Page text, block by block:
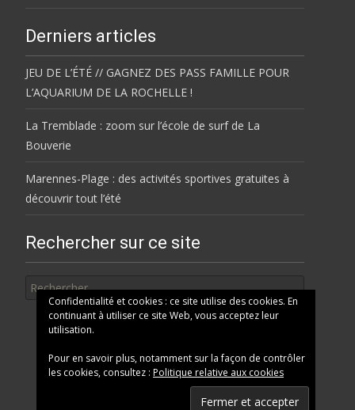
Derniers articles
JEU DE L’ÉTÉ // GAGNEZ DES PASS FAMILLE POUR
L’AQUARIUM DE LA ROCHELLE !
La Tremblade : zoom sur l’école de surf de La
Bouverie
Marennes-Plage : des activités sportives gratuites à
découvrir tout l’été
Rechercher sur ce site
Confidentialité et cookies : ce site utilise des cookies. En
continuant à utiliser ce site Web, vous acceptez leur
utilisation.
Pour en savoir plus, notamment sur la façon de contrôler
les cookies, consultez : Politique relative aux cookies